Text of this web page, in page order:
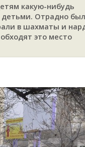
какую-нибудь
Отрадно
в шахматы и
это место